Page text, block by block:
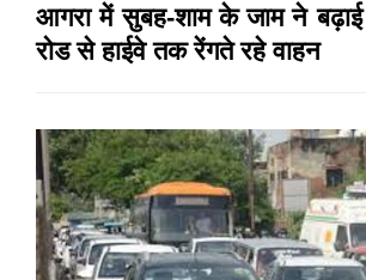
आगरा में सुबह-शाम के जाम ने बढ़ाई
रोड से हाईवे तक रेंगते रहे वाहन